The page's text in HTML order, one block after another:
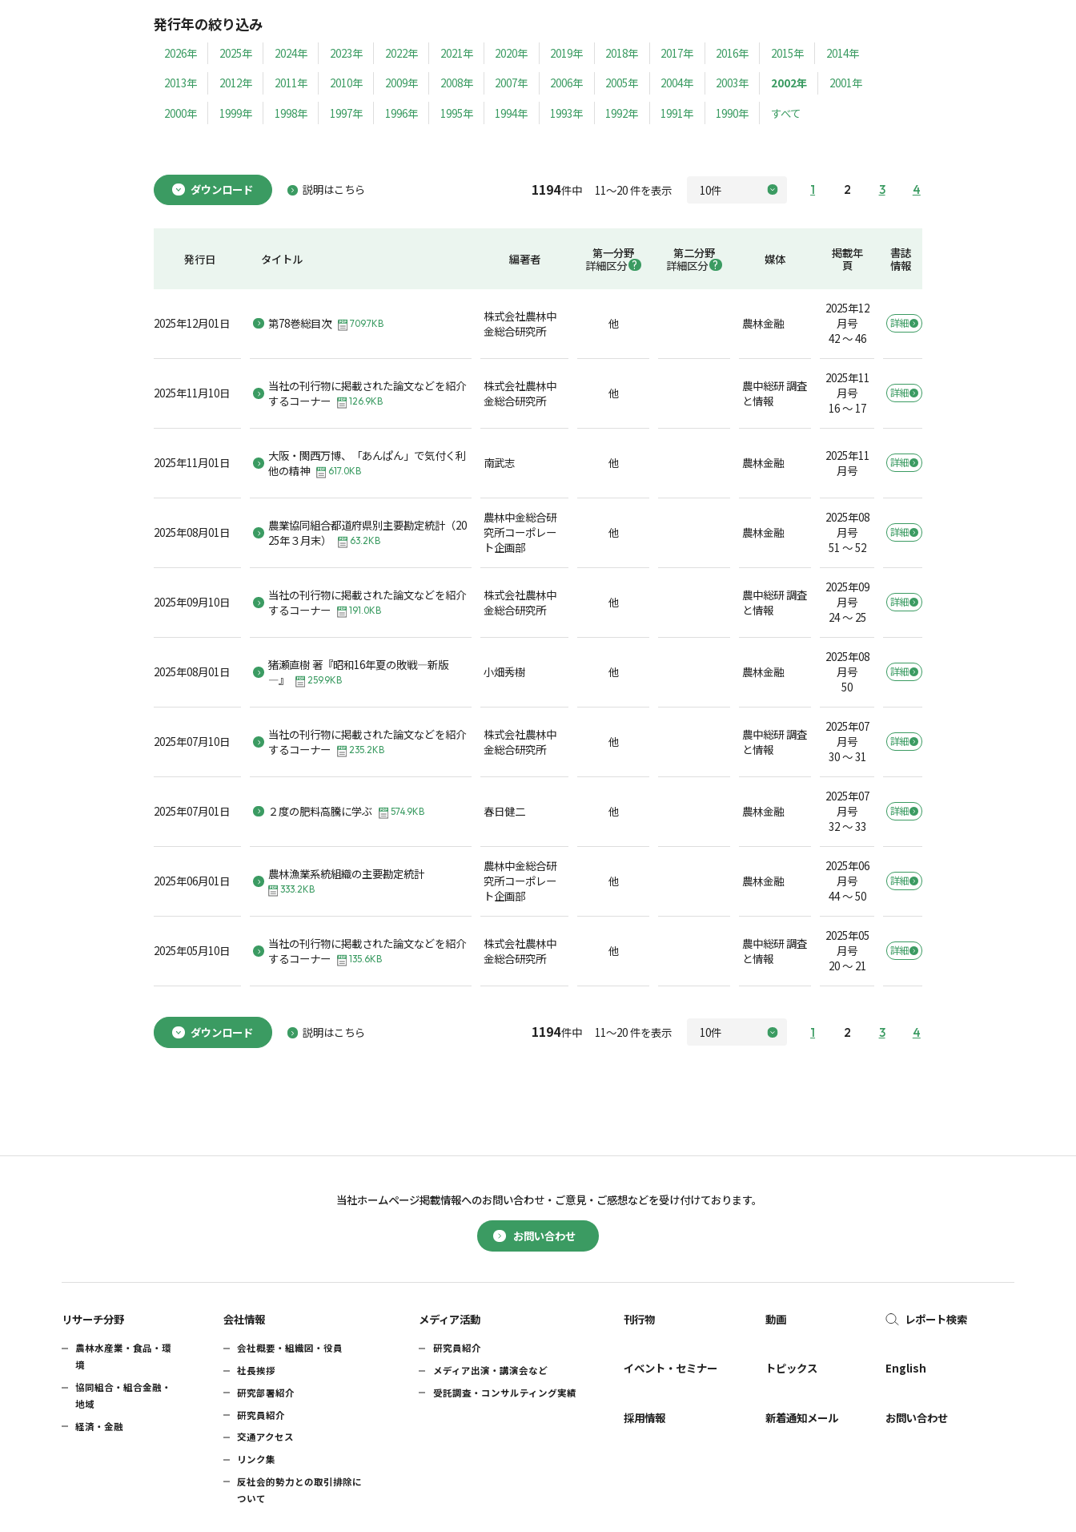
発行年の絞り込み
2026年 2025年 2024年 2023年 2022年 2021年 2020年 2019年 2018年 2017年 2016年 2015年
2014年
2013年
2012年 2011年 2010年 2009年 2008年 2007年 2006年 2005年 2004年 2003年 2002年
2001年
2000年
1999年 1998年 1997年 1996年 1995年 1994年 1993年 1992年 1991年 1990年 すべて
ダウンロード 説明はこちら 1194件中 11～20 件を表示 1 2 3 4
発行日 タイトル 編著者
第一分野
詳細区分
第二分野
詳細区分
媒体
掲載年
頁
書誌
情報
2025年12月01日 第78巻総目次 709.7KB
株式会社農林中
金総合研究所
他 農林金融
2025年12
月号
42 ～ 46
詳細
2025年11月10日
当社の刊行物に掲載された論文などを紹介
するコーナー
126.9KB
株式会社農林中
金総合研究所
他
農中総研 調査
と情報
2025年11
月号
16 ～ 17
詳細
2025年11月01日
大阪・関西万博、「あんぱん」で気付く利
他の精神
617.0KB
南武志 他 農林金融
2025年11
月号
詳細
2025年08月01日
農業協同組合都道府県別主要勘定統計（20
25年３月末）
63.2KB
農林中金総合研
究所コーポレー
ト企画部
他 農林金融
2025年08
月号
51 ～ 52
詳細
2025年09月10日
当社の刊行物に掲載された論文などを紹介
するコーナー
191.0KB
株式会社農林中
金総合研究所
他
農中総研 調査
と情報
2025年09
月号
24 ～ 25
詳細
2025年08月01日
猪瀬直樹 著『昭和16年夏の敗戦―新版
―』
259.9KB
小畑秀樹 他 農林金融
2025年08
月号
50
詳細
2025年07月10日
当社の刊行物に掲載された論文などを紹介
するコーナー
235.2KB
株式会社農林中
金総合研究所
他
農中総研 調査
と情報
2025年07
月号
30 ～ 31
詳細
2025年07月01日 ２度の肥料高騰に学ぶ 574.9KB 春日健二 他 農林金融
2025年07
月号
32 ～ 33
詳細
2025年06月01日 農林漁業系統組織の主要勘定統計
333.2KB
農林中金総合研
究所コーポレー
ト企画部
他 農林金融
2025年06
月号
44 ～ 50
詳細
2025年05月10日
当社の刊行物に掲載された論文などを紹介
するコーナー
135.6KB
株式会社農林中
金総合研究所
他
農中総研 調査
と情報
2025年05
月号
20 ～ 21
詳細
ダウンロード 説明はこちら 1194件中 11～20 件を表示 1 2 3 4
お問い合わせ
当社ホームページ掲載情報へのお問い合わせ・ ご意見・ご感想などを受け付けております。
リサーチ分野
農林水産業・食品・環
境
協同組合・組合金融・
地域
経済・金融
会社情報
会社概要・組織図・役員
社長挨拶
研究部署紹介
研究員紹介
交通アクセス
リンク集
反社会的勢力との取引排除に
ついて
メディア活動
研究員紹介
メディア出演・講演会など
受託調査・コンサルティング実績
刊行物
イベント・セミナー
採用情報
動画
トピックス
新着通知メール
レポート検索
English
お問い合わせ